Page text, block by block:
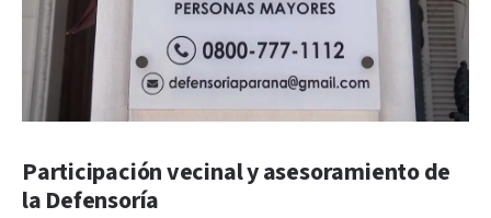
Participación vecinal y asesoramiento de
la Defensoría